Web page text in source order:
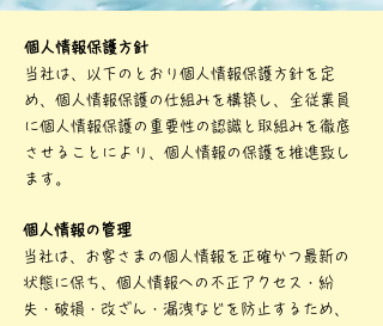
個人情報保護方針
当社は、以下のとおり個人情報保護方針を定
め、個人情報保護の仕組みを構築し、全従業員
に個人情報保護の重要性の認識と取組みを徹底
させることにより、個人情報の保護を推進致し
ます。
個人情報の管理
当社は、お客さまの個人情報を正確かつ最新の
状態に保ち、個人情報への不正アクセス・紛
失・破損・改ざん・漏洩などを防止するため、